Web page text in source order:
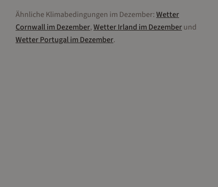
Ähnliche Klimabedingungen im Dezember:Wetter
CornwallimDezember,WetterIrland imDezemberund
WetterPortugalimDezember.